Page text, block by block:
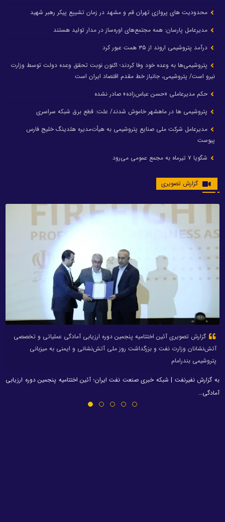
محدودیت های پروازی تهران قم و مشهد در زمان تشییع پیکر رهبر شهید
مدیرعامل پارسان: همه مجتمع‌های اوره‌ساز در مدار تولید هستند
درآمد پتروشیمی اروند از ۳۵ همت عبور کرد
پتروشیمی‌ها به وعده خود وفا کردند؛ اکنون نوبت تحقق وعده دولت توسط وزارت
نیرو است/ پتروشیمی، جانباز خط مقدم اقتصاد ایران است
حکم مدیرعاملی «حسن عباس‌زاده» صادر نشده
پتروشیمی ها در ماهشهر خاموش شدند/ علت: قطع برق شبکه سراسری
مدیرعامل شرکت ملی صنایع پتروشیمی به هیأت‌مدیره هلدینگ خلیج فارس
پیوست
شگویا ۷ تیرماه به مجمع عمومی می‌رود
گزارش تصویری
گزارش تصویری آئین اختتامیه پنجمین دوره ارزیابی آمادگی عملیاتی و تخصصی
آتش‌نشانان وزارت نفت و بزرگداشت روز ملی آتش‌نشانی و ایمنی به میزبانی
پتروشیمی بندرامام
به گزارش نفیرنفت | شبکه خبری صنعت نفت ایران؛ آئین اختتامیه پنجمین دوره ارزیابی
آمادگی…